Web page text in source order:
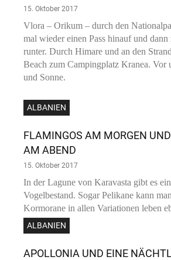
15. Oktober 2017
Vlora – Orikum – durch den
mal wieder einen Pass hinauf und
runter. Durch Himare und an den
Beach zum Campingplatz Kranea. Vor
und Sonne.
ALBANIEN
FLAMINGOS AM MORGEN
AM ABEND
15. Oktober 2017
In der Lagune von Karavasta gibt es
Vogelbestand. Sogar Pelikane kann
Kormorane in allen Variationen leben
ALBANIEN
APOLLONIA UND EINE